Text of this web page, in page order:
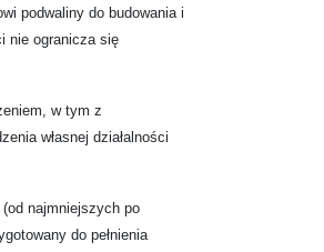
podwaliny do budowania i
nie ogranicza się
w tym z
własnej działalności
najmniejszych po
do pełnienia